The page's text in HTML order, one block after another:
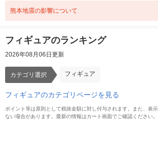
熊本地震の影響について
フィギュアのランキング
2026年08月06日更新
カテゴリ選択 フィギュア
フィギュアのカテゴリページを見る
ポイント等は原則として税抜金額に対し付与されます。また、表
ない場合があります。最新の情報はカート画面でご確認ください。